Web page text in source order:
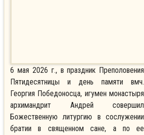
6 мая 2026 г., в праздник Преполовения
Пятидесятницы и день памяти вмч.
Георгия Победоносца, игумен монастыря
архимандрит Андрей совершил
Божественную литургию в сослужении
братии в священном сане, а по ее